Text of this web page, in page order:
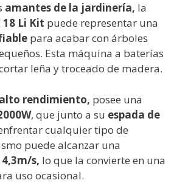
amantes de la jardinería, la
18 Li Kit puede representar una
para acabar con árboles
Esta máquina a baterías
leña y troceado de madera.
rendimiento, posee una
, que junto a su espada de
cualquier tipo de
puede alcanzar una
s, lo que la convierte en una
uso ocasional.